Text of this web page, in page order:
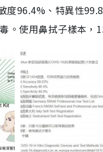
度96.4%、特異性
使用鼻拭子樣本，